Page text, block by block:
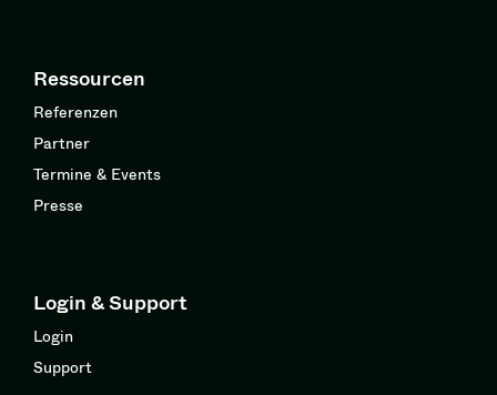
Ressourcen
Referenzen
Partner
Termine & Events
Presse
Login & Support
Login
Support